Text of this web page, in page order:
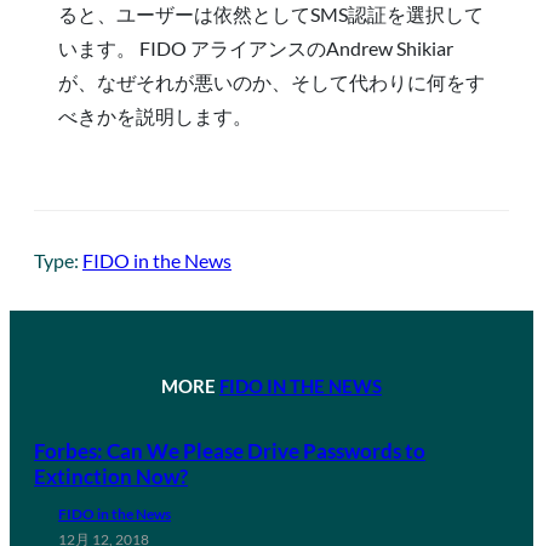
ると、ユーザーは依然としてSMS認証を選択して
います。 FIDO アライアンスのAndrew Shikiar
が、なぜそれが悪いのか、そして代わりに何をす
べきかを説明します。
Type: FIDO in the News
MORE FIDO IN THE NEWS
Forbes: Can We Please Drive Passwords to
Extinction Now?
FIDO in the News
12月 12, 2018